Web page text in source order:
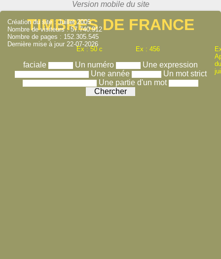
TIMBRES DE FRANCE
Ex : 50 c Ex : 456
faciale Un numéro
Une expression
Une année
Un mot strict
Une partie d'un mot
Création du site : Juillet 2005
Nombre de visiteurs : 57.740.912
Nombre de pages : 152.305.545
Dernière mise à jour 22-07-2026